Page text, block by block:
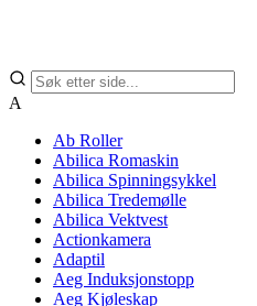
A
Ab Roller
Abilica Romaskin
Abilica Spinningsykkel
Abilica Tredemølle
Abilica Vektvest
Actionkamera
Adaptil
Aeg Induksjonstopp
Aeg Kjøleskap